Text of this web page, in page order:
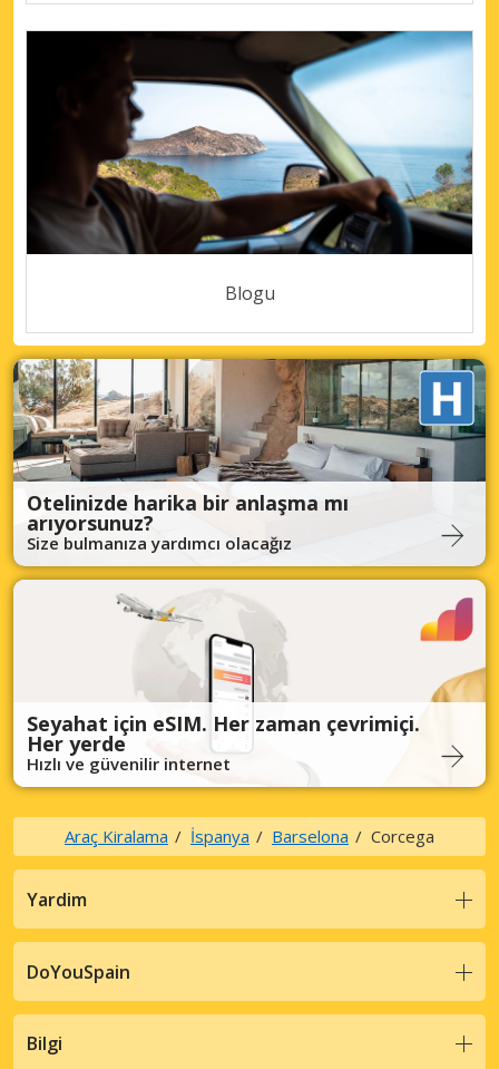
Blogu
Otelinizde harika bir anlaşma mı
arıyorsunuz?
Size bulmanıza yardımcı olacağız
Seyahat için eSIM. Her zaman çevrimiçi.
Her yerde
Hızlı ve güvenilir internet
Araç Kiralama İspanya Barselona Corcega
Yardim
DoYouSpain
Bilgi